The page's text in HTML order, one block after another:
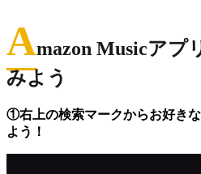
Amazon Musicアプ
みよう
①右上の検索マークからお好き
よう！